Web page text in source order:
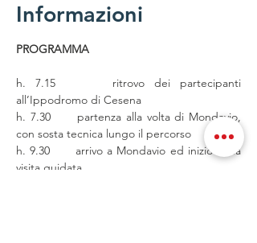
Informazioni
PROGRAMMA
h. 7.15      ritrovo dei partecipanti
all’Ippodromo di Cesena
h. 7.30      partenza alla volta di Mondavio,
con sosta tecnica lungo il percorso
h. 9.30      arrivo a Mondavio ed inizio della
visita guidata